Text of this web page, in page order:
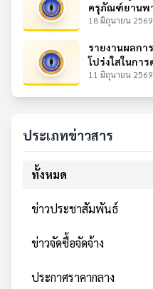
ครุภัณฑ์ยานพ
18 มิถุนายน 2569
รายงานผลกา
โปร่งใสในกา
11 มิถุนายน 2569
ประเภทข่าวสาร
ทั้งหมด
ข่าวประชาสัมพันธ์
ข่าวจัดซื้อจัดจ้าง
ประกาศราคากลาง